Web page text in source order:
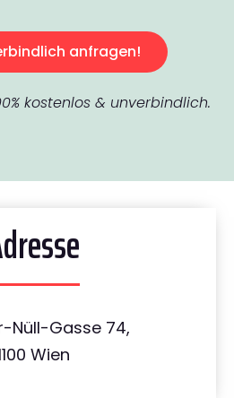
anfragen!
kostenlos & unverbindlich.
Nüll-Gasse 74,
Wien